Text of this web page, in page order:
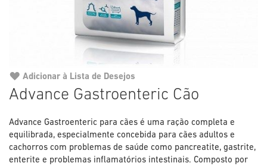
Advance Gastroenteric Cão
Advance Gastroenteric para cães é uma ração completa e
equilibrada, especialmente concebida para cães adultos e
cachorros com problemas de saúde como pancreatite, gastrite,
enterite e problemas inflamatórios intestinais. Composto por
Adicionar à Lista de Desejos
para
início
da
Galeria
de